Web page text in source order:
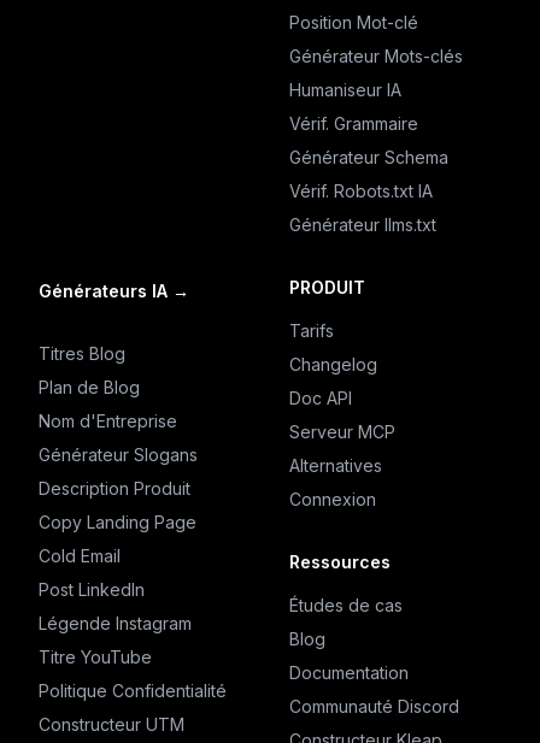
Position Mot-clé
Générateur Mots-clés
Humaniseur IA
Vérif. Grammaire
Générateur Schema
Vérif. Robots.txt IA
Générateur llms.txt
Générateurs IA →
Titres Blog
Plan de Blog
Nom d'Entreprise
Générateur Slogans
Description Produit
Copy Landing Page
Cold Email
Post LinkedIn
Légende Instagram
Titre YouTube
Politique Confidentialité
Constructeur UTM
PRODUIT
Tarifs
Changelog
Doc API
Serveur MCP
Alternatives
Connexion
Ressources
Études de cas
Blog
Documentation
Communauté Discord